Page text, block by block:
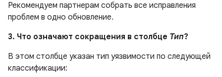
Рекомендуем партнерам собрать все исправления
проблем в одно обновление.
3. Что означают сокращения в столбце Тип?
В этом столбце указан тип уязвимости по следующей
классификации: